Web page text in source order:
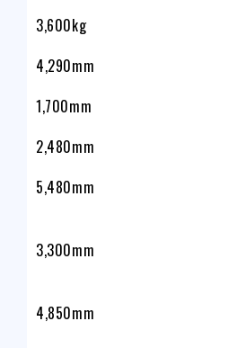
3,600kg
4,290mm
1,700mm
2,480mm
5,480mm
3,300mm
4,850mm